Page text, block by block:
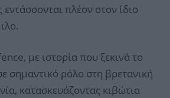
πλέον στον ίδιο
με ιστορία που ξεκινά το
σημαντικό ρόλο στη βρετανική
κατασκευάζοντας κιβώτια